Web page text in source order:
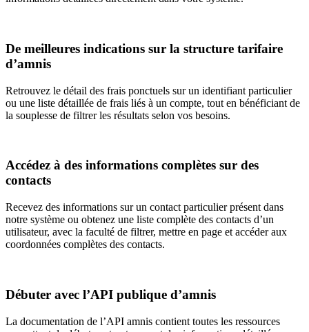
De meilleures indications sur la structure tarifaire
d’amnis
Retrouvez le détail des frais ponctuels sur un identifiant particulier
ou une liste détaillée de frais liés à un compte, tout en bénéficiant de
la souplesse de filtrer les résultats selon vos besoins.
Accédez à des informations complètes sur des
contacts
Recevez des informations sur un contact particulier présent dans
notre système ou obtenez une liste complète des contacts d’un
utilisateur, avec la faculté de filtrer, mettre en page et accéder aux
coordonnées complètes des contacts.
Débuter avec l’API publique d’amnis
La documentation de l’API amnis contient toutes les ressources